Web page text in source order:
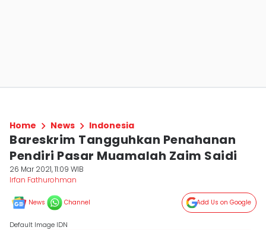
Home News Indonesia
Bareskrim Tangguhkan Penahanan
Pendiri Pasar Muamalah Zaim Saidi
26 Mar 2021, 11:09 WIB
Irfan Fathurohman
News Channel Add Us on Google
Default Image IDN